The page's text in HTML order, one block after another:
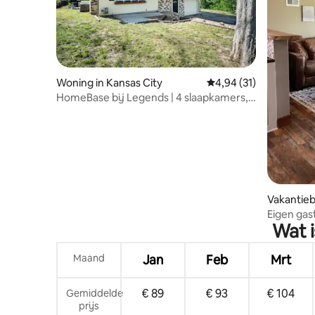
enz. Dat is wat we doen, en de gegevens
van onze telefoon of computer
gebruiken om weer te geven op het tv-
scherm!
Woning in Kansas City Gemiddelde
4,94 (31)
HomeBase bij Legends | 4 slaapkamers,
City
Eigen
hectare
Wat
Maand Jan Feb Mrt
Gemiddelde
prijs
€ 89 € 93 € 104